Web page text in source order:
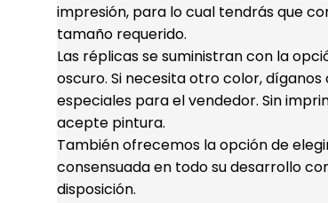
impresión, para lo cual tendrás que
tamaño requerido.
Las réplicas se suministran con la
oscuro. Si necesita otro color,
especiales para el vendedor. Sin
acepte pintura.
También ofrecemos la opción de
consensuada en todo su desarrollo
disposición.